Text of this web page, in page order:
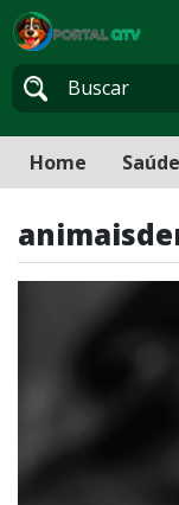
Home Saúde